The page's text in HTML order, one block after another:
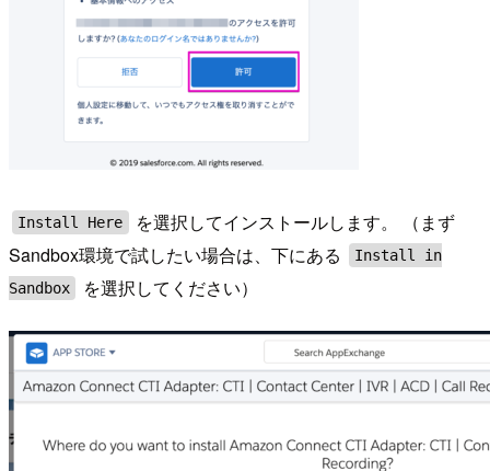
Install Here
を選択してインストールします。 （まず
Sandbox環境で試したい場合は、下にある
Install in
Sandbox
を選択してください）